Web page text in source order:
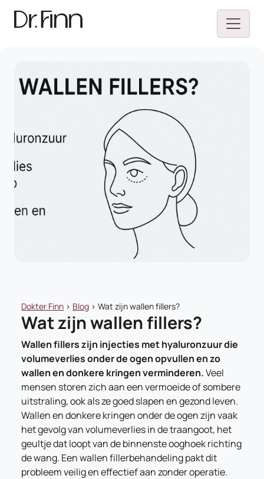
Dokter Finn > Blog > Wat zijn wallen fillers?
Wat zijn wallen fillers?
Wallen fillers zijn injecties met hyaluronzuur die
volumeverlies onder de ogen opvullen en zo
wallen en donkere kringen verminderen.Veel
mensen storen zich aan een vermoeide of sombere
uitstraling, ook als ze goed slapen en gezond leven.
Wallen en donkere kringen onder de ogen zijn vaak
het gevolg van volumeverlies in de traangoot, het
geultje dat loopt van de binnenste ooghoek richting
de wang. Een wallen fillerbehandeling pakt dit
probleem veilig en effectief aan zonder operatie.